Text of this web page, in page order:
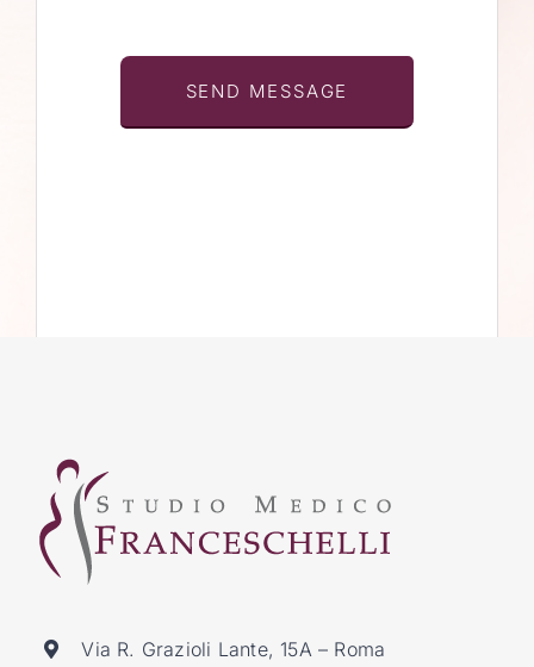
SEND MESSAGE
Via R. Grazioli Lante, 15A – Roma